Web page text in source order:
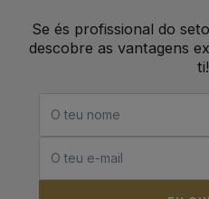
Se és profissional do
descobre as vantagens
ti!